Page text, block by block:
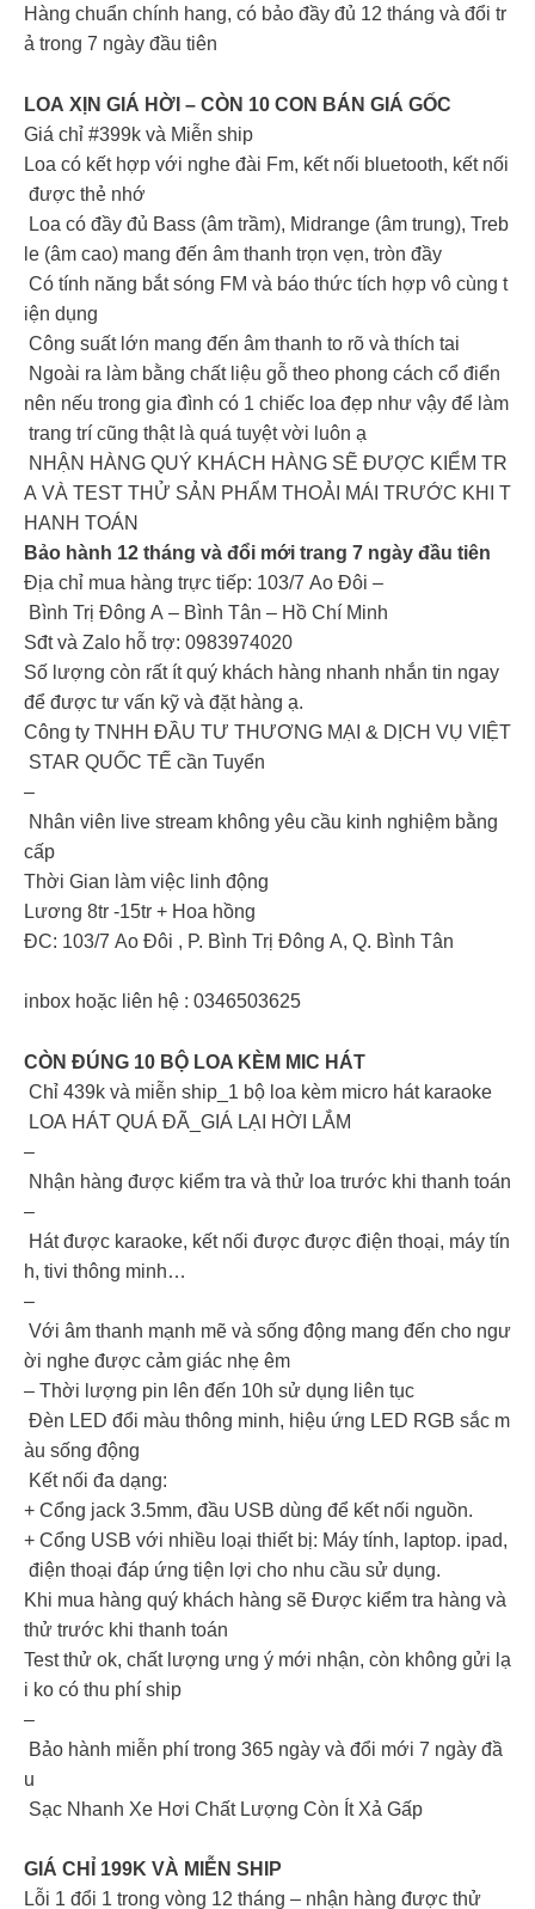
Hàng chuẩn chính hang, có bảo đầy đủ 12 tháng và đổi tr
ả trong 7 ngày đầu tiên
LOA XỊN GIÁ HỜI – CÒN 10 CON BÁN GIÁ GỐC
Giá chỉ #399k và Miễn ship
Loa có kết hợp với nghe đài Fm, kết nối bluetooth, kết nối
được thẻ nhớ
Loa có đầy đủ Bass (âm trầm), Midrange (âm trung), Treb
le (âm cao) mang đến âm thanh trọn vẹn, tròn đầy
Có tính năng bắt sóng FM và báo thức tích hợp vô cùng t
iện dụng
Công suất lớn mang đến âm thanh to rõ và thích tai
Ngoài ra làm bằng chất liệu gỗ theo phong cách cổ điển
nên nếu trong gia đình có 1 chiếc loa đẹp như vậy để làm
trang trí cũng thật là quá tuyệt vời luôn ạ
NHẬN HÀNG QUÝ KHÁCH HÀNG SẼ ĐƯỢC KIỂM TR
A VÀ TEST THỬ SẢN PHẨM THOẢI MÁI TRƯỚC KHI T
HANH TOÁN
Bảo hành 12 tháng và đổi mới trang 7 ngày đầu tiên
Địa chỉ mua hàng trực tiếp: 103/7 Ao Đôi –
Bình Trị Đông A – Bình Tân – Hồ Chí Minh
Sđt và Zalo hỗ trợ: 0983974020
Số lượng còn rất ít quý khách hàng nhanh nhắn tin ngay
để được tư vấn kỹ và đặt hàng ạ.
Công ty TNHH ĐẦU TƯ THƯƠNG MẠI & DỊCH VỤ VIỆT
STAR QUỐC TẾ cần Tuyển
–
Nhân viên live stream không yêu cầu kinh nghiệm bằng
cấp
Thời Gian làm việc linh động
Lương 8tr -15tr + Hoa hồng
ĐC: 103/7 Ao Đôi , P. Bình Trị Đông A, Q. Bình Tân
inbox hoặc liên hệ : 0346503625
CÒN ĐÚNG 10 BỘ LOA KÈM MIC HÁT
️ Chỉ 439k và miễn ship_1 bộ loa kèm micro hát karaoke
LOA HÁT QUÁ ĐÃ_GIÁ LẠI HỜI LẮM
–
Nhận hàng được kiểm tra và thử loa trước khi thanh toán
–
Hát được karaoke, kết nối được được điện thoại, máy tín
h, tivi thông minh…
–
Với âm thanh mạnh mẽ và sống động mang đến cho ngư
ời nghe được cảm giác nhẹ êm
– Thời lượng pin lên đến 10h sử dụng liên tục
Đèn LED đổi màu thông minh, hiệu ứng LED RGB sắc m
àu sống động
Kết nối đa dạng:
+ Cổng jack 3.5mm, đầu USB dùng để kết nối nguồn.
+ Cổng USB với nhiều loại thiết bị: Máy tính, laptop. ipad,
điện thoại đáp ứng tiện lợi cho nhu cầu sử dụng.
Khi mua hàng quý khách hàng sẽ Được kiểm tra hàng và
thử trước khi thanh toán
Test thử ok, chất lượng ưng ý mới nhận, còn không gửi lạ
i ko có thu phí ship
–
Bảo hành miễn phí trong 365 ngày và đổi mới 7 ngày đầ
u
Sạc Nhanh Xe Hơi Chất Lượng Còn Ít Xả Gấp
GIÁ CHỈ 199K VÀ MIỄN SHIP
Lỗi 1 đổi 1 trong vòng 12 tháng – nhận hàng được thử